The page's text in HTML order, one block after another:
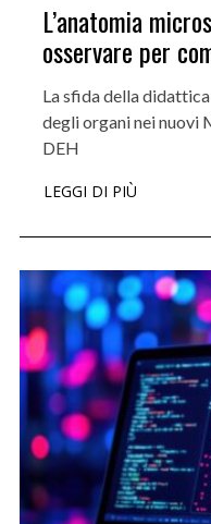
L’anatomia
osservare per
La sfida della
degli organi nei nuovi
DEH
LEGGI DI PIÙ